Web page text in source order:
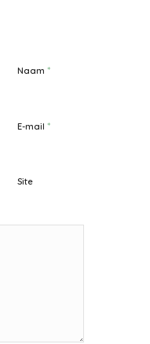
Naam *
E-mail *
Site